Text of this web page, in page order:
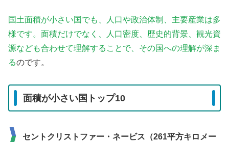
国土面積が小さい国でも、人口や政治体制、主要産業は多
様です。面積だけでなく、人口密度、歴史的背景、観光資
源なども合わせて理解することで、その国への理解が深ま
るのです。
面積が小さい国トップ10
セントクリストファー・ネービス（261平方キロメー